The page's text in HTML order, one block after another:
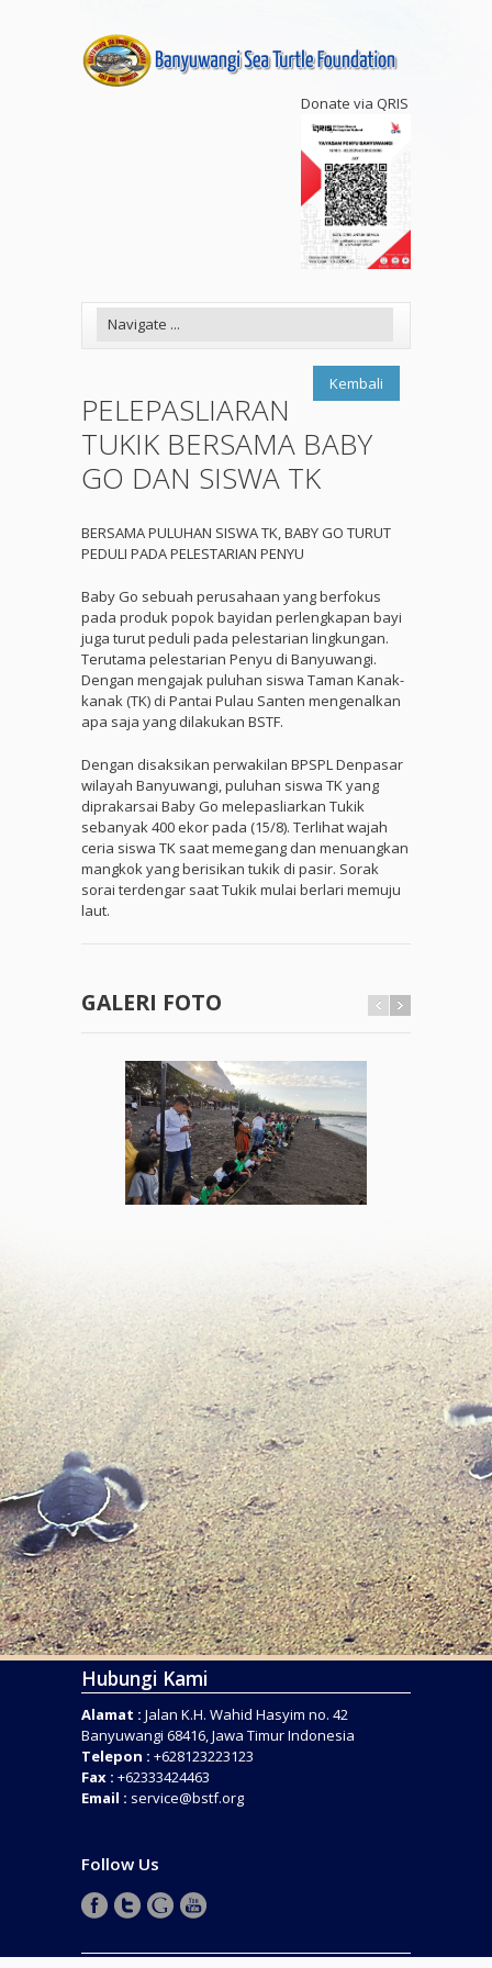
Donate via QRIS
Kembali
PELEPASLIARAN
TUKIK BERSAMA BABY
GO DAN SISWA TK
BERSAMA PULUHAN SISWA TK, BABY GO TURUT
PEDULI PADA PELESTARIAN PENYU
Baby Go sebuah perusahaan yang berfokus
pada produk popok bayidan perlengkapan bayi
juga turut peduli pada pelestarian lingkungan.
Terutama pelestarian Penyu di Banyuwangi.
Dengan mengajak puluhan siswa Taman Kanak-
kanak (TK) di Pantai Pulau Santen mengenalkan
apa saja yang dilakukan BSTF.
Dengan disaksikan perwakilan BPSPL Denpasar
wilayah Banyuwangi, puluhan siswa TK yang
diprakarsai Baby Go melepasliarkan Tukik
sebanyak 400 ekor pada (15/8). Terlihat wajah
ceria siswa TK saat memegang dan menuangkan
mangkok yang berisikan tukik di pasir. Sorak
sorai terdengar saat Tukik mulai berlari memuju
laut.
GALERI FOTO
Hubungi Kami
Alamat : Jalan K.H. Wahid Hasyim no. 42
Banyuwangi 68416, Jawa Timur Indonesia
Telepon : +628123223123
Fax : +62333424463
Email : service@bstf.org
Follow Us